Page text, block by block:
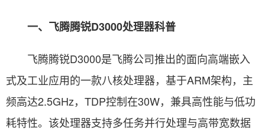
一、飞腾腾锐D3000处理器科普
飞腾腾锐D3000是飞腾公司推出的面向高端嵌入
式及工业应用的一款八核处理器，基于ARM架构，主
频高达2.5GHz，TDP控制在30W，兼具高性能与低功
耗特性。该处理器支持多任务并行处理与高带宽数据